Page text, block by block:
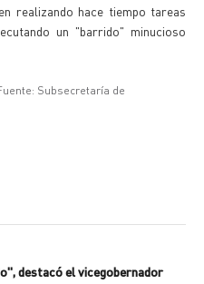
realizando hace tiempo tareas
un "barrido" minucioso
Subsecretaría de
destacó el vicegobernador